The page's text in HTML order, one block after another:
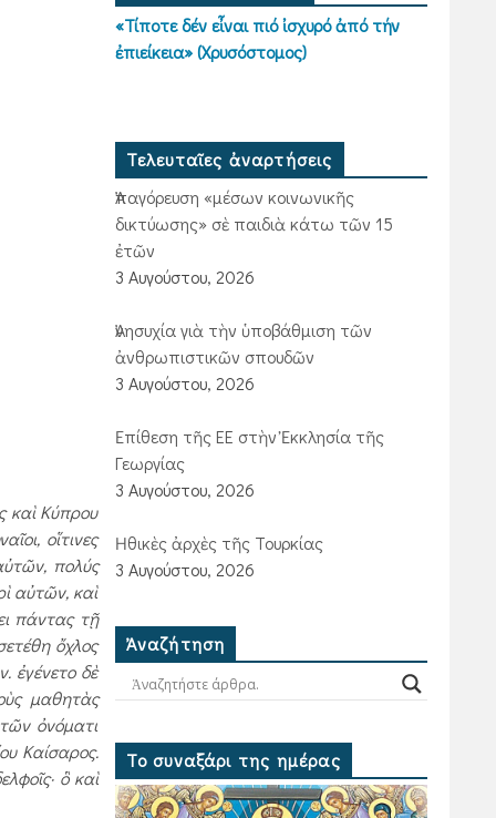
καὶ Κύπρου
οἵτινες
πολύς
αὐτῶν, καὶ
πάντας τῇ
ὄχλος
ἐγένετο δὲ
μα­θητὰς
ὀνόματι
Καίσαρος.
ὃ καὶ
«Τίποτε δέν εἶναι πιό ἰσχυρό ἀπό τήν
ἐπιείκεια» (Χρυσόστομος)
Τελευταῖες ἀναρτήσεις
Ἀπαγόρευση «μέσων κοινωνικῆς
δικτύωσης» σὲ παιδιὰ κάτω τῶν 15
ἐτῶν
3 Αυγούστου, 2026
Ἀνησυχία γιὰ τὴν ὑποβάθμιση τῶν
ἀνθρωπιστικῶν σπουδῶν
3 Αυγούστου, 2026
Ἐπίθεση τῆς ΕΕ στὴν Ἐκκλησία τῆς
Γεωργίας
3 Αυγούστου, 2026
Ἠθικὲς ἀρχὲς τῆς Τουρκίας
3 Αυγούστου, 2026
Ἀναζήτηση
Το συναξάρι της ημέρας